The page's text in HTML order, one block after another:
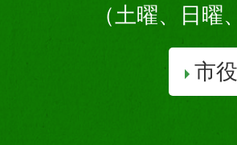
（土曜、日
市